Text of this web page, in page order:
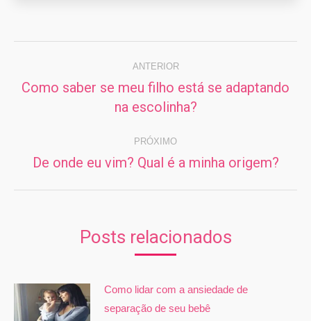
Navegação
de ANTERIOR
Post
anterior:
Como saber se meu filho está se adaptando
na escolinha?
PRÓXIMO
Próximo
De onde eu vim? Qual é a minha origem?
Posts relacionados
Como lidar com a ansiedade de
separação de seu bebê